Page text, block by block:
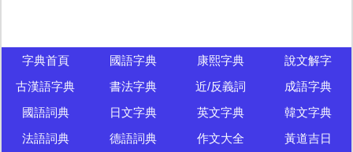
字典首頁 國語字典 康熙字典
說文解字
古漢語字典
書法字典 近/反義詞
成語字典
國語詞典
日文字典 英文字典
韓文字典
法語詞典
德語詞典 作文大全 黃道吉日